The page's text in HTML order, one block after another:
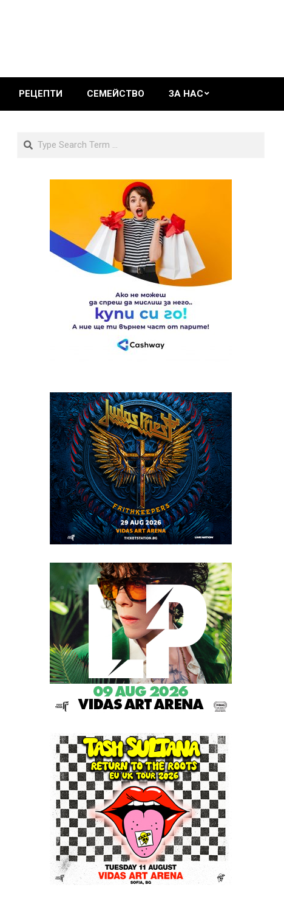
РЕЦЕПТИ СЕМЕЙСТВО ЗА НАС
Search